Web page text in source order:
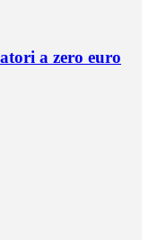
a zero euro